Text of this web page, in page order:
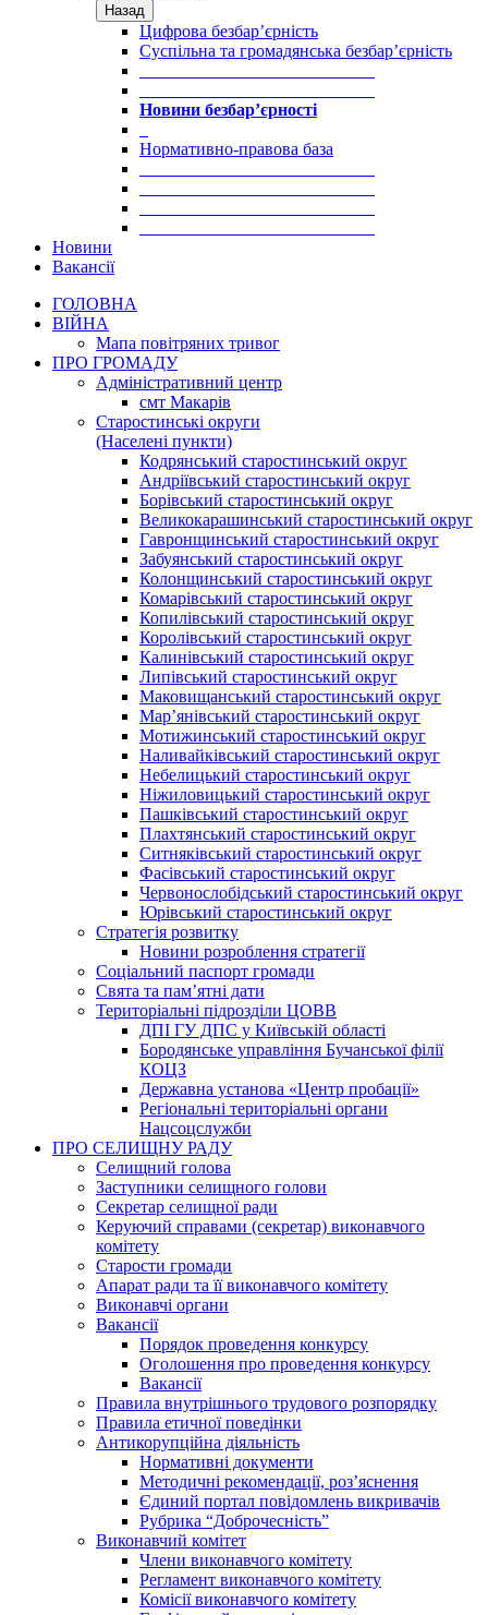
Назад
Цифрова безбар’єрність
Суспільна та громадянська безбар’єрність
Новини безбар’єрності
Нормативно-правова база
Новини
Вакансії
ГОЛОВНА
ВІЙНА
Мапа повітряних тривог
ПРО ГРОМАДУ
Aдміністративний центр
смт Макарів
Старостинські округи
(Населені пункти)
Кодрянський старостинський округ
Андріївський старостинський округ
Борівський старостинський округ
Великокарашинський старостинський округ
Гавронщинський старостинський округ
Забуянський старостинський округ
Колонщинський старостинський округ
Комарівський старостинський округ
Копилівський старостинський округ
Королівський старостинський округ
Калинівський старостинський округ
Липівський старостинський округ
Маковищанський старостинський округ
Мар’янівський старостинський округ
Мотижинський старостинський округ
Наливайківський старостинський округ
Небелицький старостинський округ
Ніжиловицький старостинський округ
Пашківський старостинський округ
Плахтянський старостинський округ
Ситняківський старостинський округ
Фасівський старостинський округ
Червонослобідський старостинський округ
Юрівський старостинський округ
Стратегія розвитку
Новини розроблення стратегії
Соціальний паспорт громади
Свята та пам’ятні дати
Територіальні підрозділи ЦОВВ
ДПІ ГУ ДПС у Київській області
Бородянське управління Бучанської філії
КОЦЗ
Державна установа «Центр пробації»
Регіональні територіальні органи
Нацсоцслужби
ПРО СЕЛИЩНУ РАДУ
Селищний голова
Заступники селищного голови
Секретар селищної ради
Керуючий справами (секретар) виконавчого
комітету
Старости громади
Апарат ради та її виконавчого комітету
Виконавчі органи
Вакансії
Порядок проведення конкурсу
Оголошення про проведення конкурсу
Вакансії
Правила внутрішнього трудового розпорядку
Правила етичної поведінки
Антикорупційна діяльність
Нормативні документи
Методичні рекомендації, роз’яснення
Єдиний портал повідомлень викривачів
Рубрика “Доброчесність”
Виконавчий комітет
Члени виконавчого комітету
Регламент виконавчого комітету
Комісії виконавчого комітету